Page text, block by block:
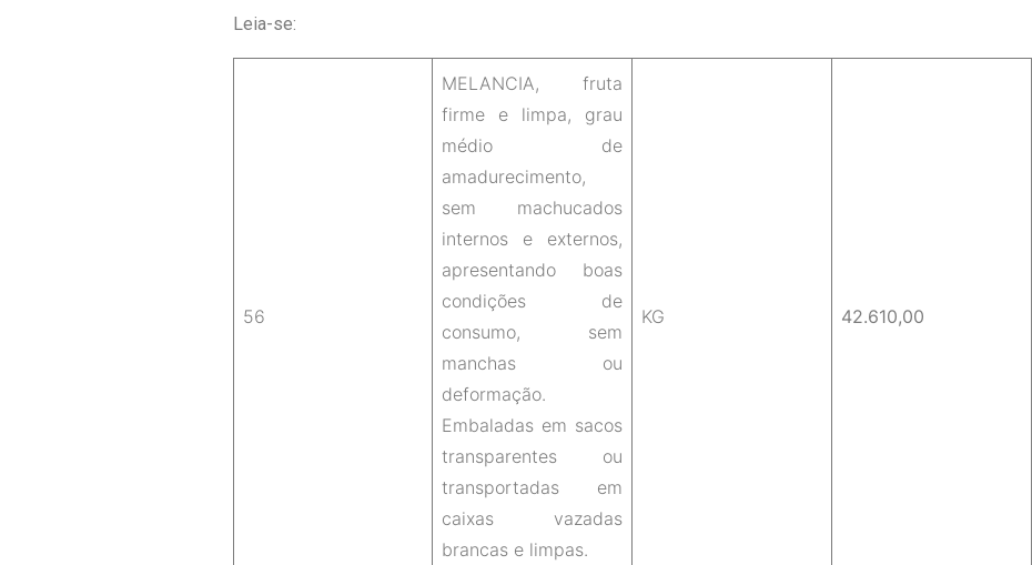
Leia-se:
56
MELANCIA, fruta
firme e limpa, grau
médio de
amadurecimento,
sem machucados
internos e externos,
apresentando boas
condições de
consumo, sem
manchas ou
deformação.
Embaladas em sacos
transparentes ou
transportadas em
caixas vazadas
brancas e limpas.
KG 42.610,00